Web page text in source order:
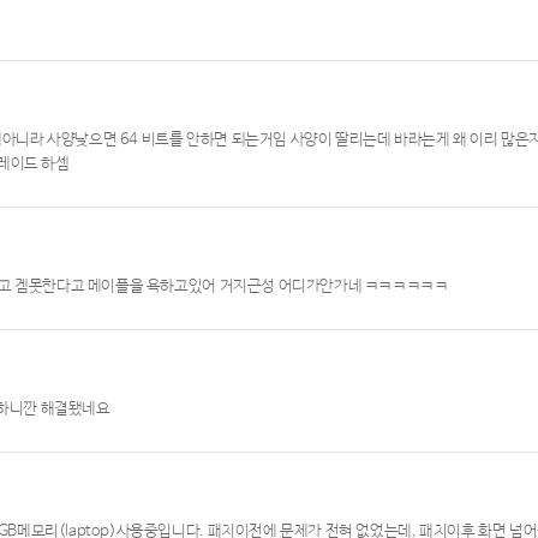
니라 사양낮으면 64 비트를 안하면 되는거임 사양이 딸리는데 바라는게 왜 이리 많은
이드 하셈
겜못한다고 메이플을 욕하고있어 거지근성 어디가안가네 ㅋㅋㅋㅋㅋㅋ
니깐 해결됐네요
모리(laptop)사용중입니다. 패치이전에 문제가 전혀 없었는데, 패치이후 화면 넘어